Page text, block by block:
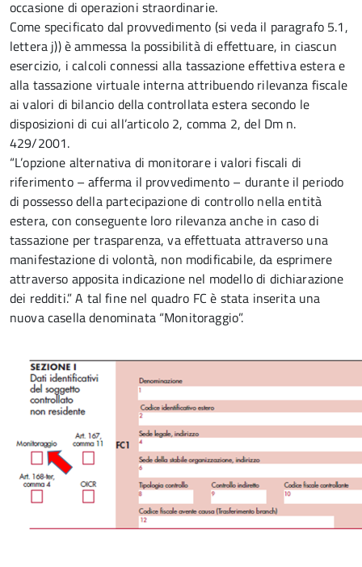
occasione di operazioni straordinarie.
Come specificato dal provvedimento (si veda il paragrafo 5.1,
lettera j)) è ammessa la possibilità di effettuare, in ciascun
esercizio, i calcoli connessi alla tassazione effettiva estera e
alla tassazione virtuale interna attribuendo rilevanza fiscale
ai valori di bilancio della controllata estera secondo le
disposizioni di cui all’articolo 2, comma 2, del Dm n.
429/2001.
“L’opzione alternativa di monitorare i valori fiscali di
riferimento – afferma il provvedimento – durante il periodo
di possesso della partecipazione di controllo nella entità
estera, con conseguente loro rilevanza anche in caso di
tassazione per trasparenza, va effettuata attraverso una
manifestazione di volontà, non modificabile, da esprimere
attraverso apposita indicazione nel modello di dichiarazione
dei redditi.” A tal fine nel quadro FC è stata inserita una
nuova casella denominata “Monitoraggio”.